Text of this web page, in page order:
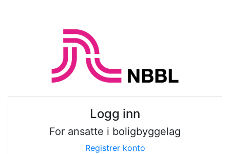
Logg inn
For ansatte i boligbyggelag
Registrer konto